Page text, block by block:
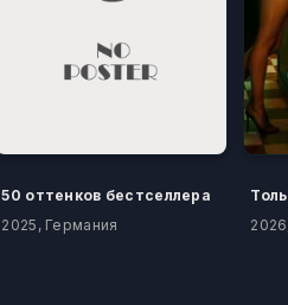
50 оттенков бестселлера
2025, Германия